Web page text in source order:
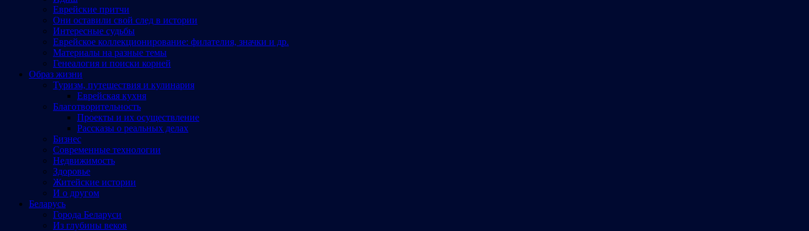
Еврейские притчи
Они оставили свой след в истории
Интересные судьбы
Еврейское коллекционирование: филателия, значки и др.
Материалы на разные темы
Генеалогия и поиски корней
Образ жизни
Туризм, путешествия и кулинария
Еврейская кухня
Благотворительность
Проекты и их осуществление
Рассказы о реальных делах
Бизнес
Современные технологии
Недвижимость
Здоровье
Житейские истории
И о другом
Беларусь
Города Беларуси
Из глубины веков